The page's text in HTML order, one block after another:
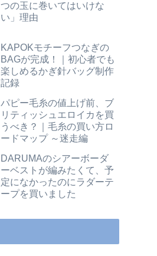
つの玉に巻いてはいけな
い」理由
KAPOKモチーフつなぎの
BAGが完成！｜初心者でも
楽しめるかぎ針バッグ制作
記録
パピー毛糸の値上げ前、ブ
リティッシュエロイカを買
うべき？｜毛糸の買い方ロ
ードマップ ～迷走編
DARUMAのシアーボーダ
ーベストが編みたくて、予
定になかったのにラダーテ
ープを買いました